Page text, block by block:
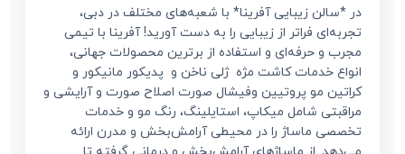
در *سالن زیبایی آفرینا* با شعبه‌های مختلف در دبی،
تجربه‌ای فراتر از زیبایی را به دست آورید! آفرینا با تیمی
مجرب و حرفه‌ای و استفاده از برترین محصولات جهانی،
انواع خدمات کاشت مژه ژلی ناخن و پدیکور مانیکور و
کراتین مو پروتیین وفیشال صورت اصلاح صورت و آرایشی و
مراقبتی شامل میکاپ، استایلینگ، رنگ مو و خدمات
تخصصی ماساژ را در محیطی آرامش‌بخش و مدرن ارائه